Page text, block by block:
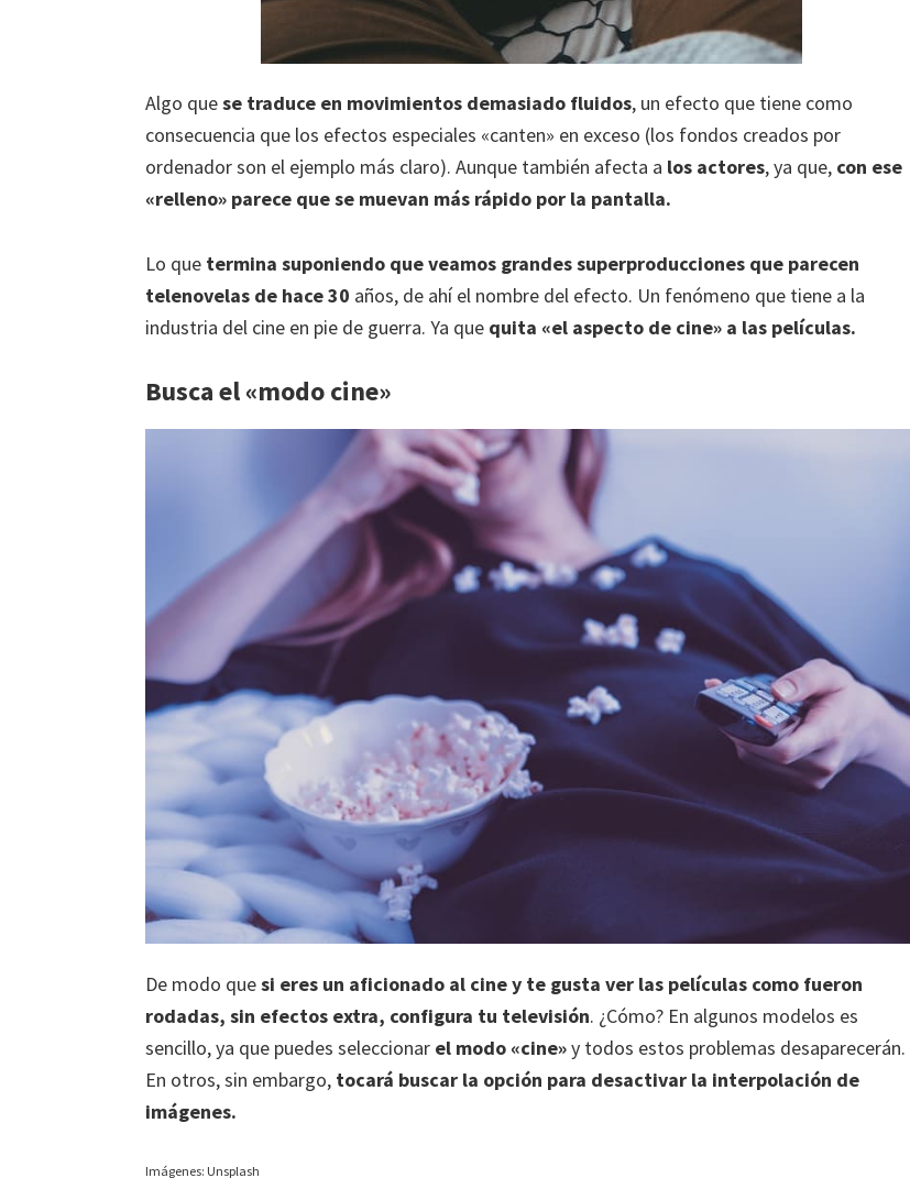
Algo quese traduce en movimientos demasiado fluidos, un efecto que tiene como
consecuencia que los efectos especiales «canten» en exceso (los fondos creados por
ordenador son el ejemplo más claro). Aunque también afecta a los actores, ya que, con ese
«relleno» parece que se muevan más rápido por la pantalla.
Lo que termina suponiendo que veamos grandes superproducciones que parecen
telenovelas de hace 30 años, de ahí el nombre del efecto. Un fenómeno que tiene a la
industria del cine en pie de guerra. Ya que quita «el aspecto de cine» a las películas.
Busca el «modo cine»
De modo quesi eres un aficionado al cine y te gusta ver las películas como fueron
rodadas, sin efectos extra, configura tu televisión. ¿Cómo? En algunos modelos es
sencillo, ya que puedes seleccionar el modo «cine»y todos estos problemas desaparecerán.
En otros, sin embargo, tocará buscar la opción para desactivar la interpolación de
imágenes.
Imágenes: Unsplash